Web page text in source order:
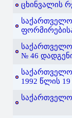
ცხინვალის
№ 46
1992 წლის 19